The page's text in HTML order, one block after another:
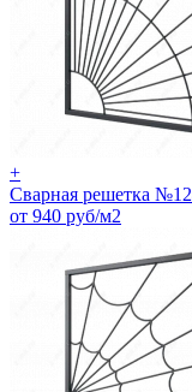
+
Сварная решетка
от 940 руб/м2